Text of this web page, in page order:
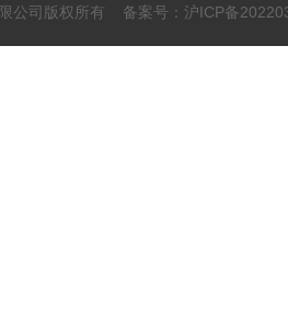
公司版权所有 备案号：沪ICP备